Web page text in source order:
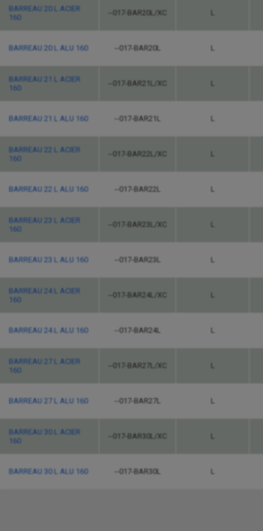
BARREAU 20 L ACIER
160
--017-BAR20L/XC L
BARREAU 20 L ALU 160 --017-BAR20L L
BARREAU 21 L ACIER
160
--017-BAR21L/XC L
BARREAU 21 L ALU 160 --017-BAR21L L
BARREAU 22 L ACIER
160
--017-BAR22L/XC L
BARREAU 22 L ALU 160 --017-BAR22L L
BARREAU 23 L ACIER
160
--017-BAR23L/XC L
BARREAU 23 L ALU 160 --017-BAR23L L
BARREAU 24 L ACIER
160
--017-BAR24L/XC L
BARREAU 24 L ALU 160 --017-BAR24L L
BARREAU 27 L ACIER
160
--017-BAR27L/XC L
BARREAU 27 L ALU 160 --017-BAR27L L
BARREAU 30 L ACIER
160
--017-BAR30L/XC L
BARREAU 30 L ALU 160 --017-BAR30L L